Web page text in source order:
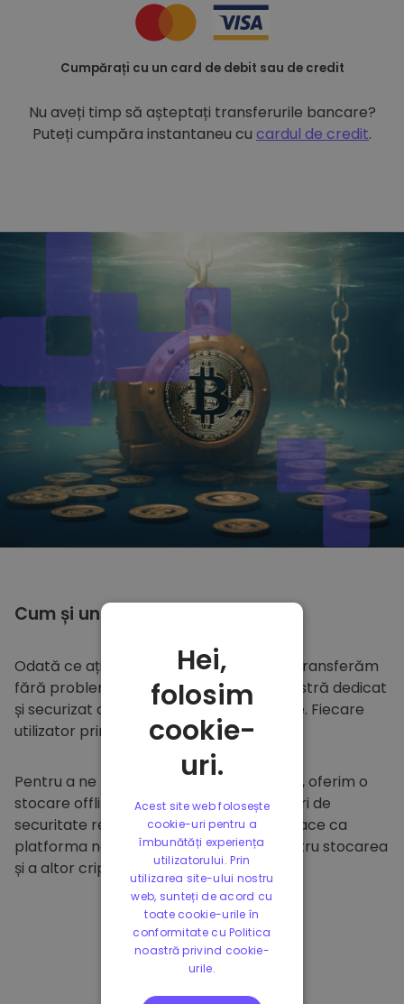
Cumpărați cu un card de debit sau de credit
Nu aveți timp să așteptați transferurile bancare?
Puteți cumpăra instantaneu cu cardul de credit.
Cum și unde să
Odată ce ați cumpărat peKriptomat
, îl transferăm
fără probleme în portofelul dumneavoastră dedicat
și securizat din cadrul platformei noastre. Fiecare
utilizator primește un portofel individual.
Pentru a ne proteja clienții și fondurile lor, oferim o
stocare offline sigură și efectuăm audituri de
securitate regulate. Această abordare face ca
platforma noastră să fie un paradis pentru stocarea
și a altor criptomonede.
Hei,
folosim
cookie-
uri.
Acest site web folosește
cookie-uri pentru a
îmbunătăți experiența
utilizatorului. Prin
utilizarea site-ului nostru
web, sunteți de acord cu
toate cookie-urile în
conformitate cu Politica
noastră privind cookie-
urile.